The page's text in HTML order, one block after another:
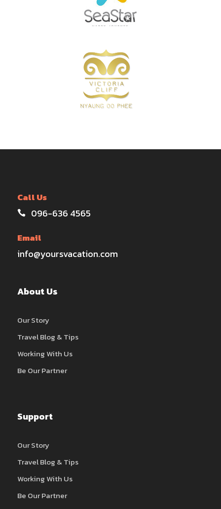
Call Us
096-636 4565
Email
info@yoursvacation.com
About Us
Our Story
Travel Blog & Tips
Working With Us
Be Our Partner
Support
Our Story
Travel Blog & Tips
Working With Us
Be Our Partner